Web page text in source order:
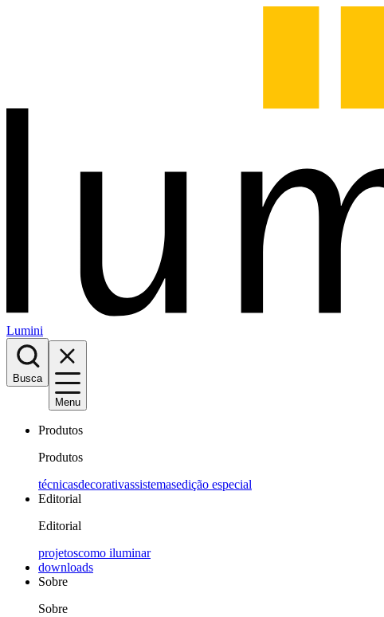
Lumini
Busca
Menu
Produtos
Produtos
técnicasdecorativassistemasedição especial
Editorial
Editorial
projetoscomo iluminar
downloads
Sobre
Sobre